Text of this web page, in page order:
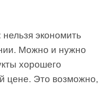
экономить
Можно и нужно
хорошего
цене. Это возможно,